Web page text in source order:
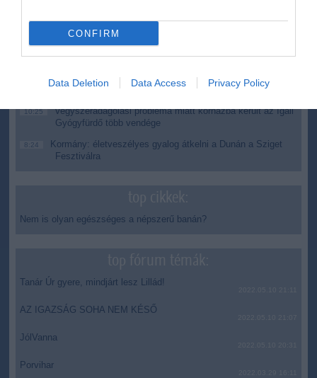
CONFIRM
Data Deletion Data Access Privacy Policy
16:28
Latorcai Csaba: a KDNP pályázati úton választja ki
delegáltját a Médiatanácsba
14:27 Egész héten meleg, napos idő várható
Tanács Zoltán: kormány-előterjesztés készül a
Planetárium jövőjéről
10:25
Vegyszeradagolási probléma miatt kórházba került az Igali
Gyógyfürdő több vendége
8:24
Kormány: életveszélyes gyalog átkelni a Dunán a Sziget
Fesztiválra
Nem is olyan egészséges a népszerű banán?
Tanár Úr gyere, mindjárt lesz Lillád!
AZ IGAZSÁG SOHA NEM KÉSŐ
JólVanna
Porvihar